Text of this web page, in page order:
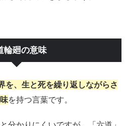
輪廻の意味
を、生と死を繰り返しながらさ
を持つ言葉です。